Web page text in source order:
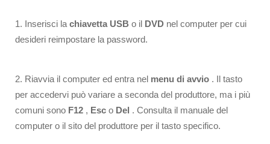
1. Inserisci la chiavetta USB o il DVD nel computer per cui
desideri reimpostare la password.
2. Riavvia il computer ed entra nel menu di avvio . Il tasto
per accedervi può variare a seconda del produttore, ma i più
comuni sono F12 , Esc o Del . Consulta il manuale del
computer o il sito del produttore per il tasto specifico.